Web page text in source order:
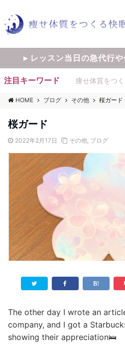
▸ レッスン当日の急代行
注目キーワード 痩せ体質をつ
HOME ブログ その他 桜ガード
桜ガード
2022年2月17日 その他, ブログ
The other day I wrote an
company, and I got a
showing their appreciation🛌